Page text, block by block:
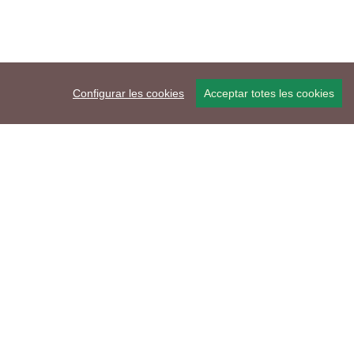
Configurar les cookies Acceptar totes les cookies